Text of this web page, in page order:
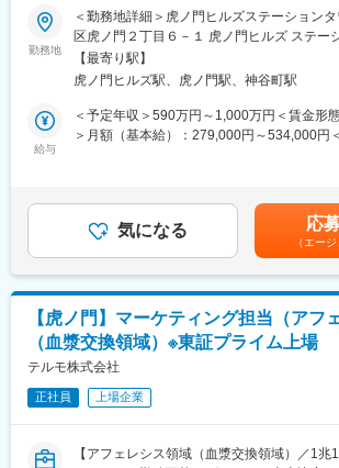
キルを高める機会があります
・税務部とした独立した組織により、社内プ
務業務を進めています
・風通しの良い職場環境にて、実力に合わせ
■長期就業しやすい環境
・最低週1回のノー残業デーの設定など、日
徹底。
メリハリのある職場環境づくりを推進。
■資格手当について（高度専門職務給）
申請・承認後に適用される資格手当です。
対象資格：
弁護士（国内）・弁護士（海外）・公認会計
築士
支給額：
■採用背景
心臓血管カンパニー インターベンショナル
グローバルでの事業拡大に伴い、需要・供給
で捉えたS&OP機能のさらなる強化が求めら
特に、海外販売拠点や工場、マーケティング
ら、安定供給、在庫最適化、収益改善を実
ーバル全体のオペレーションをリード・推進
■業務内容
担当製品の需要・供給・生産・在庫に関する
日々のオペレーションを通じて課題を捉え、
可視化、自動化、AI活用などの改善テーマや
与いただくポジションです。
・担当製品における需要精査、供給計画、生
・海外販売拠点、マーケティング部門、工場
ンスの確認・調整
・中期販売計画、年度計画を踏まえた生産
・在庫最適化、サービスレベル維持、キャッ
けた業務改善
勤務地
＜勤務地詳細＞虎ノ門ヒルズステーション
区虎ノ門２丁目６－１ 虎ノ門ヒルズ ステー
煙対策：敷地内喫煙可能場所あり変更の範囲
所
【最寄り駅】
虎ノ門ヒルズ駅、虎ノ門駅、神谷町駅
給与
＜予定年収＞590万円～1,000万円＜賃金形
＞月額（基本給）：279,000円～534,000円
格あり（年1回）■職位：一般職～主任職賃
金額であり、選考を通じて上下する可能性
は固定手当を含めた表記です。
気になる 応
（エー
【虎ノ門】マーケティング担当（アフ
（血漿交換領域）※東証プライム上場
テルモ株式会社
正社員 上場企業
【アフェレシス領域（血漿交換領域）／1兆